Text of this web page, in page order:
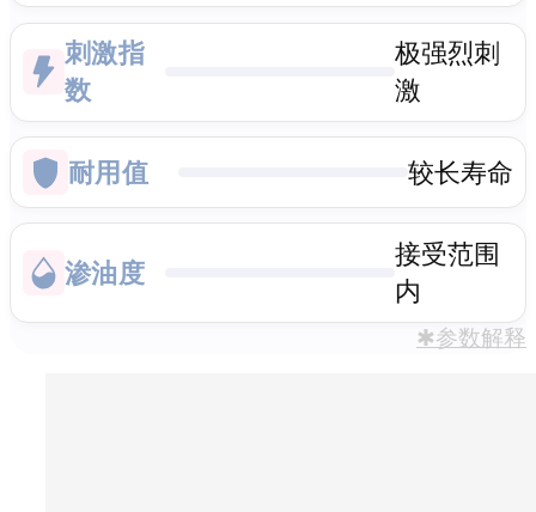
刺激指
数
极强烈刺
激
耐用值 较长寿命
渗油度
接受范围
内
✱参数解释